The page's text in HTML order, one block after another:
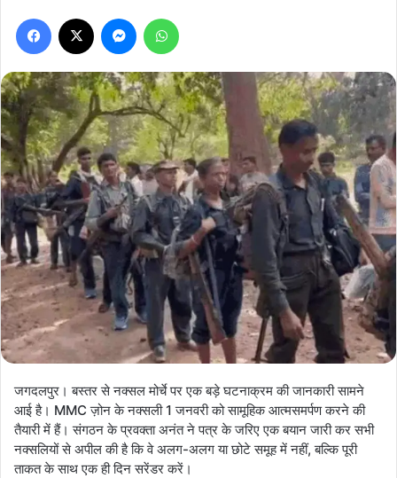
Facebook Messenger
जगदलपुर। बस्तर से नक्सल मोर्चे पर एक बड़े घटनाक्रम की जानकारी सामने
आई है। MMC ज़ोन के नक्सली 1 जनवरी को सामूहिक आत्मसमर्पण करने की
तैयारी में हैं। संगठन के प्रवक्ता अनंत ने पत्र के जरिए एक बयान जारी कर सभी
नक्सलियों से अपील की है कि वे अलग-अलग या छोटे समूह में नहीं, बल्कि पूरी
ताकत के साथ एक ही दिन सरेंडर करें।